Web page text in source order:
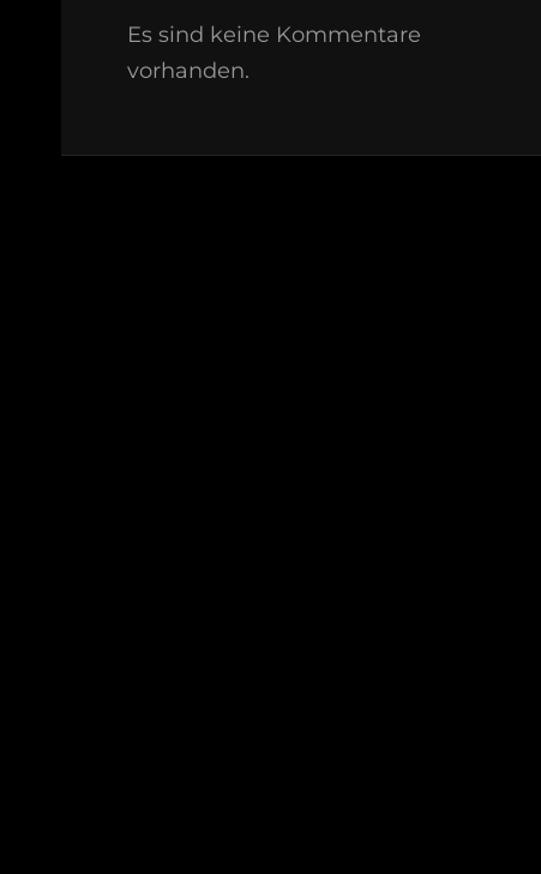
Es sind keine Kommentare
vorhanden.